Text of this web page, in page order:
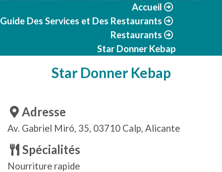
Accueil
Guide Des Services et Des Restaurants
Restaurants
Star Donner Kebap
Star Donner Kebap
Adresse
Av. Gabriel Miró, 35, 03710 Calp, Alicante
Spécialités
Nourriture rapide